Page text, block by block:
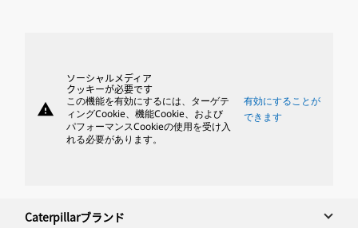
warning
ソーシャルメディア
クッキーが必要です
この機能を有効にするには、ターゲテ
ィングCookie、機能Cookie、および
パフォーマンスCookieの使用を受け入
れる必要があります。
有効にすることが
できます
Caterpillarブランド